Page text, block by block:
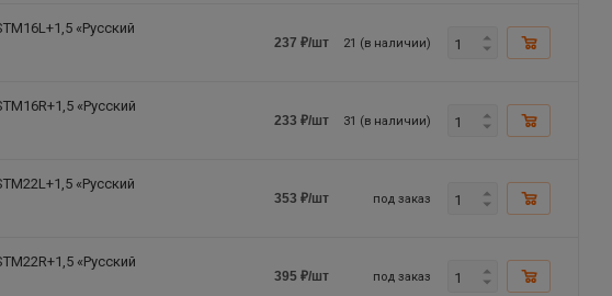
«Русский
237 ₽/шт 21 (в наличии)
«Русский
233 ₽/шт 31 (в наличии)
«Русский
353 ₽/шт под заказ
«Русский
395 ₽/шт под заказ